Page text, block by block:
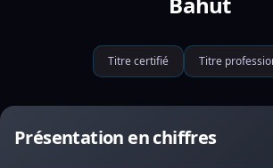
Titre certifié Titre
Présentation en chiffres